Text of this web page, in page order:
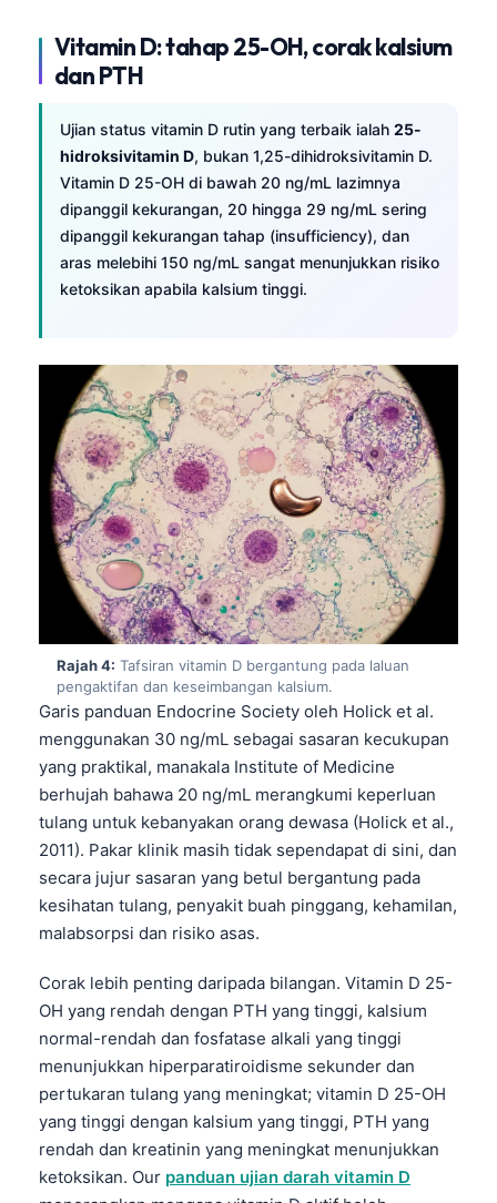
Vitamin D: tahap 25-OH, corak kalsium
dan PTH
Ujian status vitamin D rutin yang terbaik ialah 25-
hidroksivitamin D, bukan 1,25-dihidroksivitamin D.
Vitamin D 25-OH di bawah 20 ng/mL lazimnya
dipanggil kekurangan, 20 hingga 29 ng/mL sering
dipanggil kekurangan tahap (insufficiency), dan
aras melebihi 150 ng/mL sangat menunjukkan risiko
ketoksikan apabila kalsium tinggi.
Rajah 4: Tafsiran vitamin D bergantung pada laluan
pengaktifan dan keseimbangan kalsium.
Garis panduan Endocrine Society oleh Holick et al.
menggunakan 30 ng/mL sebagai sasaran kecukupan
yang praktikal, manakala Institute of Medicine
berhujah bahawa 20 ng/mL merangkumi keperluan
tulang untuk kebanyakan orang dewasa (Holick et al.,
2011). Pakar klinik masih tidak sependapat di sini, dan
secara jujur sasaran yang betul bergantung pada
kesihatan tulang, penyakit buah pinggang, kehamilan,
malabsorpsi dan risiko asas.
Corak lebih penting daripada bilangan. Vitamin D 25-
OH yang rendah dengan PTH yang tinggi, kalsium
normal-rendah dan fosfatase alkali yang tinggi
menunjukkan hiperparatiroidisme sekunder dan
pertukaran tulang yang meningkat; vitamin D 25-OH
yang tinggi dengan kalsium yang tinggi, PTH yang
rendah dan kreatinin yang meningkat menunjukkan
ketoksikan. Our panduan ujian darah vitamin D